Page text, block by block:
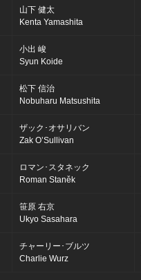
山下 健太
Kenta Yamashita
小出 峻
Syun Koide
松下 信治
Nobuharu Matsushita
ザック･オサリバン
Zak O’Sullivan
ロマン･スタネック
Roman Staněk
笹原 右京
Ukyo Sasahara
チャーリー･ブルツ
Charlie Wurz